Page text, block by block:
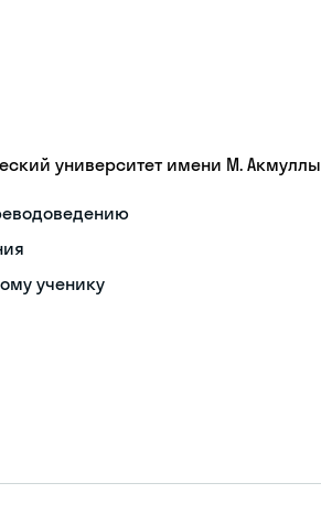
университет имени М. Акмуллы
ученику